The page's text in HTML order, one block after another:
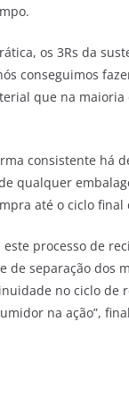
os 3Rs da
conseguimos
que na maioria
consistente há
qualquer
até o ciclo
processo de
de separação dos
no ciclo de
na ação”,